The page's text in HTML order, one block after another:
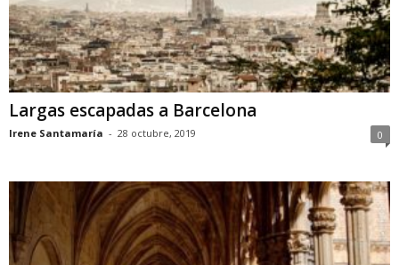
Largas escapadas a Barcelona
Irene Santamaría - 28 octubre, 2019 0